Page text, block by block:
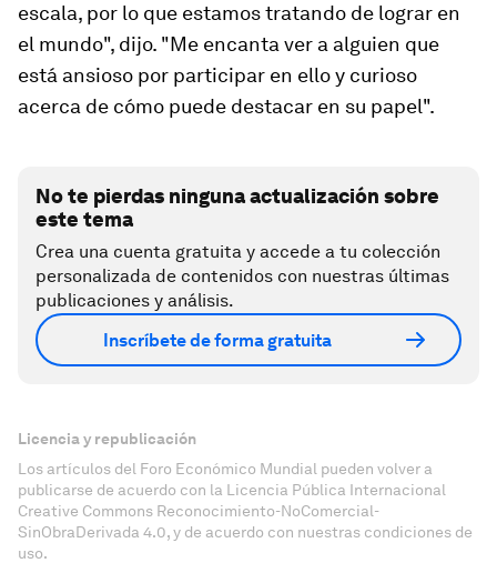
escala, por lo que estamos tratando de lograr en
el mundo", dijo. "Me encanta ver a alguien que
está ansioso por participar en ello y curioso
acerca de cómo puede destacar en su papel".
No te pierdas ninguna actualización sobre
este tema
Crea una cuenta gratuita y accede a tu colección
personalizada de contenidos con nuestras últimas
publicaciones y análisis.
Inscríbete de forma gratuita
Licencia y republicación
Los artículos del Foro Económico Mundial pueden volver a
publicarse de acuerdo con la Licencia Pública Internacional
Creative Commons Reconocimiento-NoComercial-
SinObraDerivada 4.0, y de acuerdo con nuestras condiciones de
uso.